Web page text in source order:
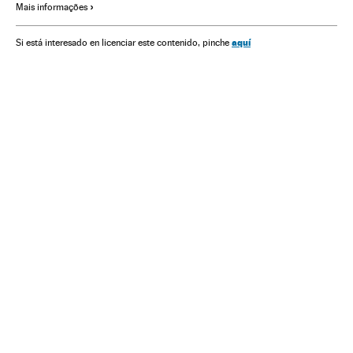
Doenças genéticas
Mais informações
Si está interesado en licenciar este contenido, pinche aquí